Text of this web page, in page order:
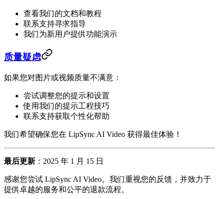
查看我们的文档和教程
联系支持寻求指导
我们为新用户提供功能演示
质量疑虑
如果您对图片或视频质量不满意：
尝试调整您的提示和设置
使用我们的提示工程技巧
联系支持获取个性化帮助
我们希望确保您在 LipSync AI Video 获得最佳体验！
最后更新 ：2025 年 1 月 15 日
感谢您尝试 LipSync AI Video。我们重视您的反馈，并致力于
提供卓越的服务和公平的退款流程。